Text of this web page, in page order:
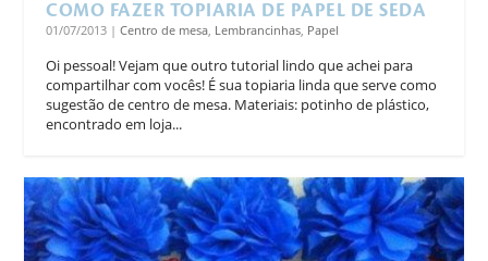
COMO FAZER TOPIARIA DE PAPEL DE SEDA
01/07/2013 |Centro de mesa, Lembrancinhas, Papel
Oi pessoal! Vejam que outro tutorial lindo que achei para
compartilhar com vocês! É sua topiaria linda que serve como
sugestão de centro de mesa. Materiais: potinho de plástico,
encontrado em loja...